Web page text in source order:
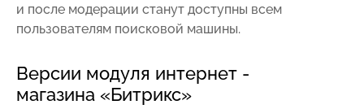
и после модерации станут доступны всем
пользователям поисковой машины.
Версии модуля интернет -
магазина «Битрикс»